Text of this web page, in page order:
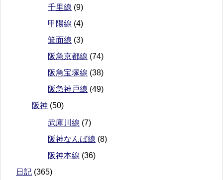
千里線 (9)
甲陽線 (4)
箕面線 (3)
阪急京都線 (74)
阪急宝塚線 (38)
阪急神戸線 (49)
阪神 (50)
武庫川線 (7)
阪神なんば線 (8)
阪神本線 (36)
日記 (365)